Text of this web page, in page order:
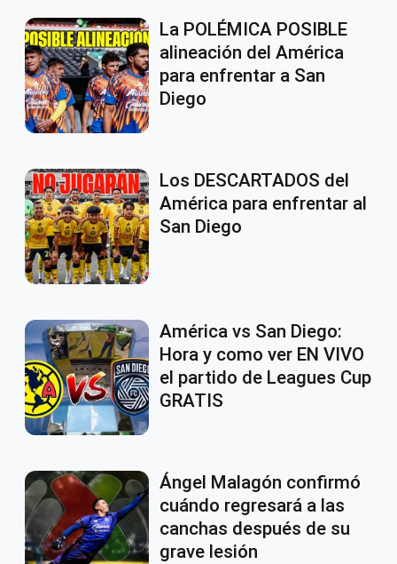
La POLÉMICA POSIBLE
alineación del América
para enfrentar a San
Diego
Los DESCARTADOS del
América para enfrentar al
San Diego
América vs San Diego:
Hora y como ver EN VIVO
el partido de Leagues Cup
GRATIS
Ángel Malagón confirmó
cuándo regresará a las
canchas después de su
grave lesión